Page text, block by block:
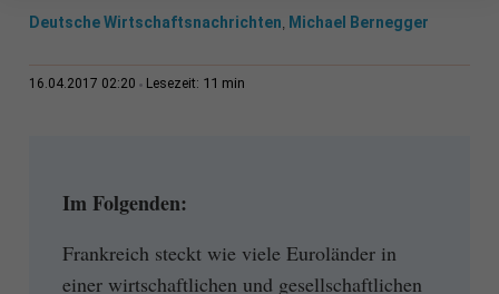
Deutsche Wirtschaftsnachrichten, Michael Bernegger
16.04.2017 02:20 Lesezeit: 11 min
Im Folgenden:
Frankreich steckt wie viele Euroländer in
einer wirtschaftlichen und gesellschaftlichen